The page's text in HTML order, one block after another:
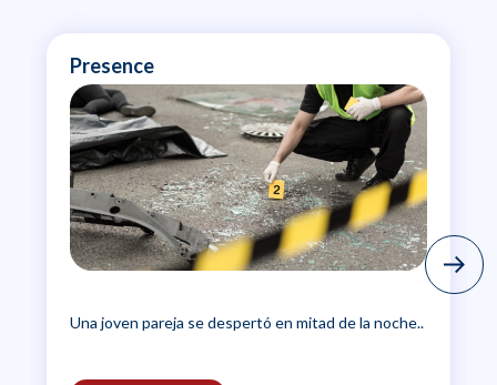
Presence
Una joven pareja se despertó en mitad de la noche..